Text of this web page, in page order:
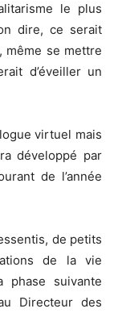
le plus
dire, ce serait
même se mettre
d’éveiller un
virtuel mais
développé par
de l’année
de petits
de la vie
phase suivante
Directeur des